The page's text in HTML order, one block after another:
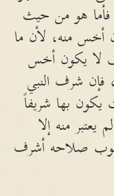
هو من حيث
أخس منه، لأن ما
لا يكون أخس
فإن شرف النبي
بها شريفاً
منه إلا
صلاحه أشرف